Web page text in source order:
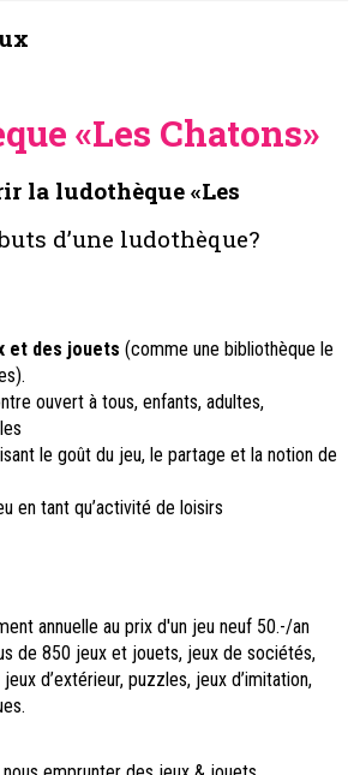
«Les Chatons»
la ludothèque «Les
buts d’une ludothèque?
et des jouets (comme une bibliothèque le
ouvert à tous, enfants, adultes,
le goût du jeu, le partage et la notion de
jeu en tant qu’activité de loisirs
annuelle au prix d'un jeu neuf 50.-/an
de 850 jeux et jouets, jeux de sociétés,
d’extérieur, puzzles, jeux d’imitation,